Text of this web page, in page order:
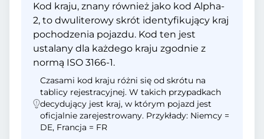
Kod kraju, znany również jako kod Alpha-
2, to dwuliterowy skrót identyfikujący kraj
pochodzenia pojazdu. Kod ten jest
ustalany dla każdego kraju zgodnie z
normą ISO 3166-1.
Czasami kod kraju różni się od skrótu na
tablicy rejestracyjnej. W takich przypadkach
decydujący jest kraj, w którym pojazd jest
oficjalnie zarejestrowany. Przykłady: Niemcy =
DE, Francja = FR